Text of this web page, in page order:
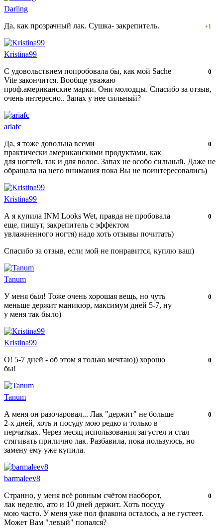
Darling
Нравится!
+1
Да, как прозрачный лак. Сушка- закрепитель.
Kristina99
Нравится!
0
С удовольствием попробовала бы, как мой Sache
Vite закончится. Вообще уважаю
проф.американские марки. Они молодцы. Спасибо за отзыв,
очень интересно.. Запах у нее сильный?
ariafc
Нравится!
0
Да, я тоже довольна всеми
практически американскими продуктами, как
для ногтей, так и для волос. Запах не особо сильный. Даже не
обращала на него внимания пока Вы не поинтересовались)
Kristina99
Нравится!
0
А я купила INM Looks Wet, правда не пробовала
еще, пишут, закрепитель с эффектом
увлажненного ногтя) надо хоть отзывы почитать)
Спасибо за отзыв, если мой не понравится, куплю ваш)
Tanum
Нравится!
0
У меня был! Тоже очень хорошая вещь, но чуть
меньше держит маникюр, максимум дней 5-7, ну
у меня так было)
Kristina99
Нравится!
0
О! 5-7 дней - об этом я только мечтаю)) хорошо
бы!
Tanum
Нравится!
0
А меня он разочаровал... Лак "держит" не больше
2-х дней, хоть и посуду мою редко и только в
перчатках. Через месяц использования загустел и стал
стягивать прилично лак. Разбавила, пока пользуюсь, но
замену ему уже купила.
barmaleev8
Нравится!
0
Странно, у меня всё ровным счётом наоборот,
лак неделю, ато и 10 дней держит. Хоть посуду
мою часто. У меня уже пол флакона осталось, а не густеет.
Может Вам "левый" попался?